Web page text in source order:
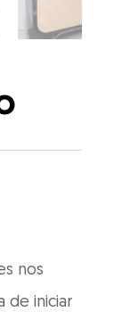
nos
de iniciar